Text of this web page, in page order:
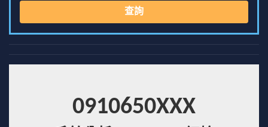
查詢
0910650XXX